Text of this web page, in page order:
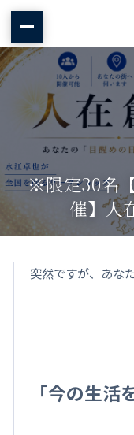
※限定30名
催】人
突然ですが、あな
「今の生活